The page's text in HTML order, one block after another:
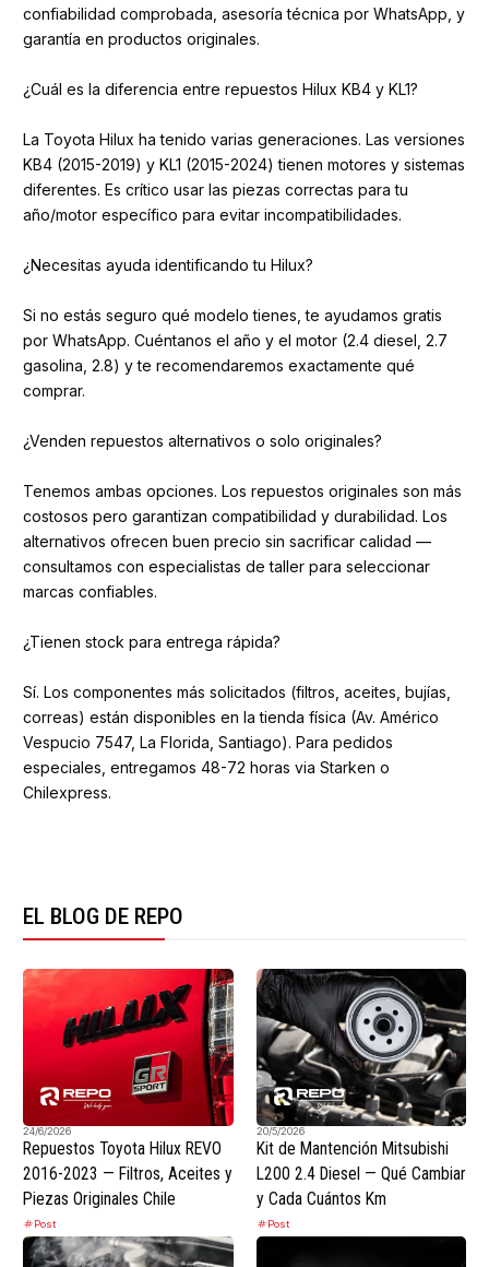
confiabilidad comprobada, asesoría técnica por WhatsApp, y
garantía en productos originales.
¿Cuál es la diferencia entre repuestos Hilux KB4 y KL1?
La Toyota Hilux ha tenido varias generaciones. Las versiones
KB4 (2015-2019) y KL1 (2015-2024) tienen motores y sistemas
diferentes. Es crítico usar las piezas correctas para tu
año/motor específico para evitar incompatibilidades.
¿Necesitas ayuda identificando tu Hilux?
Si no estás seguro qué modelo tienes, te ayudamos gratis
por WhatsApp. Cuéntanos el año y el motor (2.4 diesel, 2.7
gasolina, 2.8) y te recomendaremos exactamente qué
comprar.
¿Venden repuestos alternativos o solo originales?
Tenemos ambas opciones. Los repuestos originales son más
costosos pero garantizan compatibilidad y durabilidad. Los
alternativos ofrecen buen precio sin sacrificar calidad —
consultamos con especialistas de taller para seleccionar
marcas confiables.
¿Tienen stock para entrega rápida?
Sí. Los componentes más solicitados (filtros, aceites, bujías,
correas) están disponibles en la tienda física (Av. Américo
Vespucio 7547, La Florida, Santiago). Para pedidos
especiales, entregamos 48-72 horas via Starken o
Chilexpress.
EL BLOG DE REPO
24/6/2026
Repuestos Toyota Hilux REVO
2016-2023 — Filtros, Aceites y
Piezas Originales Chile
Post
20/5/2026
Kit de Mantención Mitsubishi
L200 2.4 Diesel — Qué Cambiar
y Cada Cuántos Km
Post